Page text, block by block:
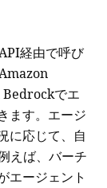
経由で呼び
でエ
ます。エージ
に応じて、自
えば、バーチ
エージェント